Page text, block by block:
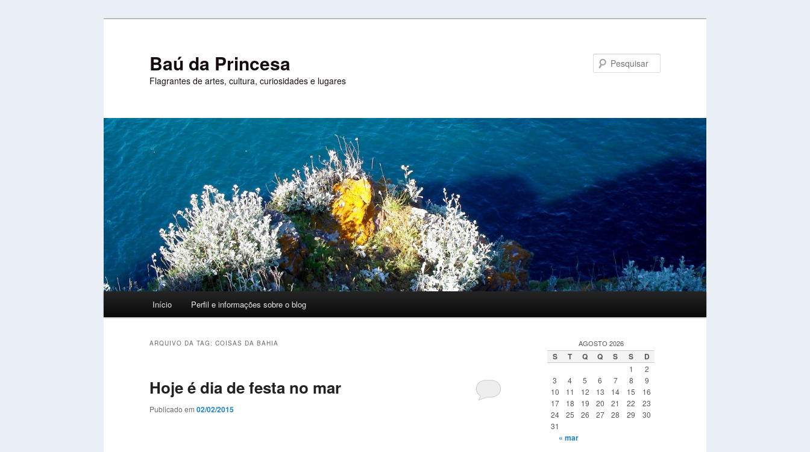
Baú da Princesa
Flagrantes de artes, cultura, curiosidades e lugares
Início Perfil e informações sobre o blog
ARQUIVO DA TAG: COISAS DA BAHIA
Hoje é dia de festa no mar
Publicado em 02/02/2015
AGOSTO 2026
S T Q Q S S D
1
2
3
4 5 6 7 8
9
10
11 12 13 14 15
16
17
18 19 20 21 22
23
24
25 26 27 28 29
30
31
« mar